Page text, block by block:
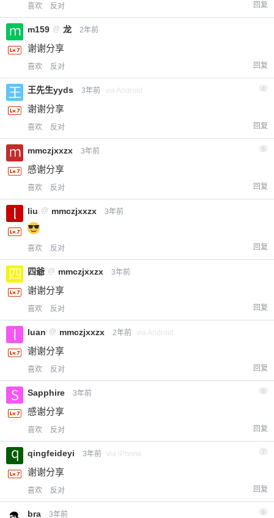
喜欢 反对 回复
m159 @ 龙 2年前
谢谢分享
喜欢 反对 回复
王先生yyds 3年前 via Android 4
谢谢分享
喜欢 反对 回复
mmczjxxzx 3年前 5
感谢分享
喜欢 反对 回复
liu @ mmczjxxzx 3年前
喜欢 反对 回复
四爺 @ mmczjxxzx 3年前
谢谢分享
喜欢 反对 回复
luan @ mmczjxxzx 2年前 via Android
谢谢分享
喜欢 反对 回复
Sapphire 3年前 6
感谢分享
喜欢 反对 回复
qingfeideyi 3年前 via iPhone 7
谢谢分享
喜欢 反对 回复
bra 3年前